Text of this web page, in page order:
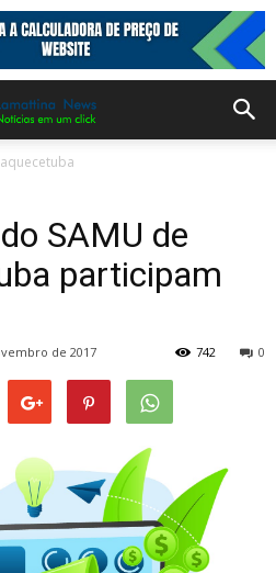
SAMU de
participam
de 2017 0
742